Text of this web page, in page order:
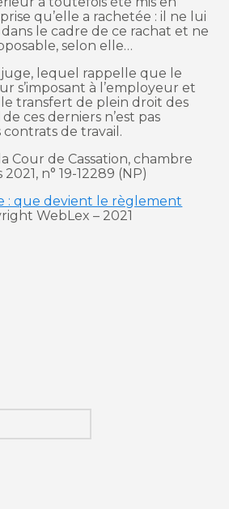
qu’elle a rachetée : il ne lui
le cadre de ce rachat et ne
selon elle…
juge, lequel rappelle que le
s’imposant à l’employeur et
le transfert de plein droit des
ces derniers n’est pas
de travail.
Cour de Cassation, chambre
n° 19-12289 (NP)
: que devient le règlement
WebLex – 2021